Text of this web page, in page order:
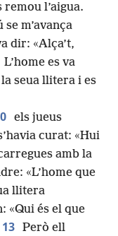
remou l’aigua.
m’avança
dir: «Alça’t,
L’home es va
seua llitera i es
els jueus
curat: «Hui
amb la
«L’home que
llitera
«Qui és el que
13 Però ell